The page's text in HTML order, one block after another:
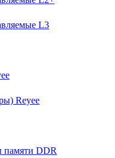
L3
Reyee
памяти DDR